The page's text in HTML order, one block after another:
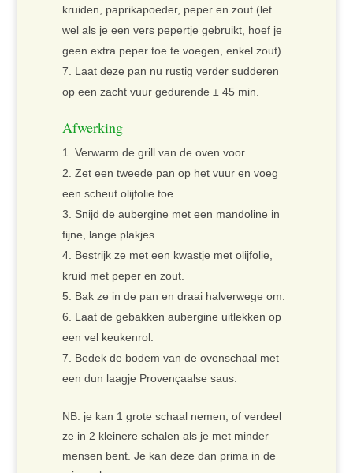
kruiden, paprikapoeder, peper en zout (let
wel als je een vers pepertje gebruikt, hoef je
geen extra peper toe te voegen, enkel zout)
Laat deze pan nu rustig verder sudderen
op een zacht vuur gedurende ± 45 min.
Afwerking
Verwarm de grill van de oven voor.
Zet een tweede pan op het vuur en voeg
een scheut olijfolie toe.
Snijd de aubergine met een mandoline in
fijne, lange plakjes.
Bestrijk ze met een kwastje met olijfolie,
kruid met peper en zout.
Bak ze in de pan en draai halverwege om.
Laat de gebakken aubergine uitlekken op
een vel keukenrol.
Bedek de bodem van de ovenschaal met
een dun laagje Provençaalse saus.
NB: je kan 1 grote schaal nemen, of verdeel
ze in 2 kleinere schalen als je met minder
mensen bent. Je kan deze dan prima in de